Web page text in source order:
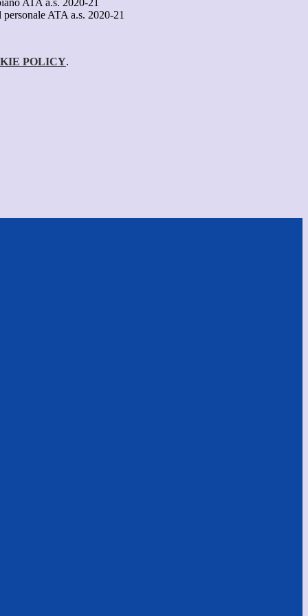
ATA a.s. 2020-21
ATA a.s. 2020-21
POLICY.